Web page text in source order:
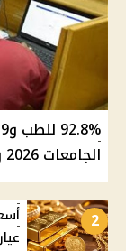
الجامعات 2026 وأماكن المرحلة الثانية
2
عيار 21 يقفز 100 جنيه ويسجل